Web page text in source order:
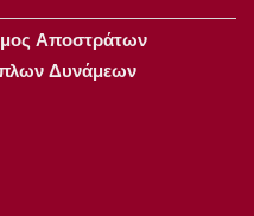
Αποστράτων
Δυνάμεων